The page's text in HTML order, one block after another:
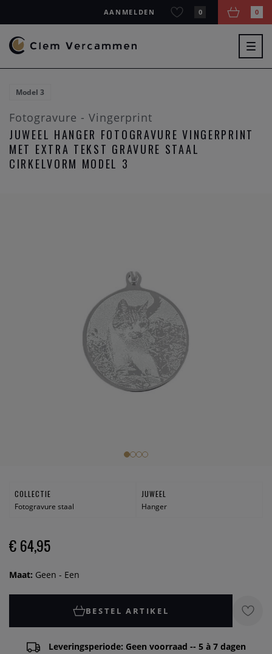
AANMELDEN 0 0
Model 3
Fotogravure - Vingerprint
JUWEEL HANGER FOTOGRAVURE VINGERPRINT
MET EXTRA TEKST GRAVURE STAAL
CIRKELVORM MODEL 3
COLLECTIE
Fotogravure staal
JUWEEL
Hanger
€ 64,95
Maat: Geen - Een
BESTEL ARTIKEL
Leveringsperiode: Geen voorraad -- 5 à 7 dagen